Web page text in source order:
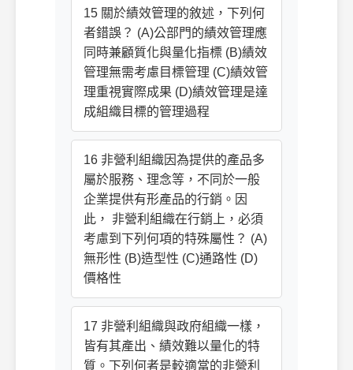
15 關於績效管理的敘述，下列何
者錯誤？ (A)公部門的績效管理應
同時兼顧質化與量化指標 (B)績效
管理無需考慮目標管理 (C)績效管
理重視實際成果 (D)績效管理是達
成組織目標的管理過程
16 非營利組織因為提供的產品多
屬於服務、理念等，不同於一般
企業提供有形產品的行銷。因
此， 非營利組織在行銷上，必須
考慮到下列何項的特殊屬性？ (A)
無形性 (B)造型性 (C)通路性 (D)
價格性
17 非營利組織與政府組織一樣，
皆有其產出、績效難以量化的特
質。下列何者是較適當的非營利